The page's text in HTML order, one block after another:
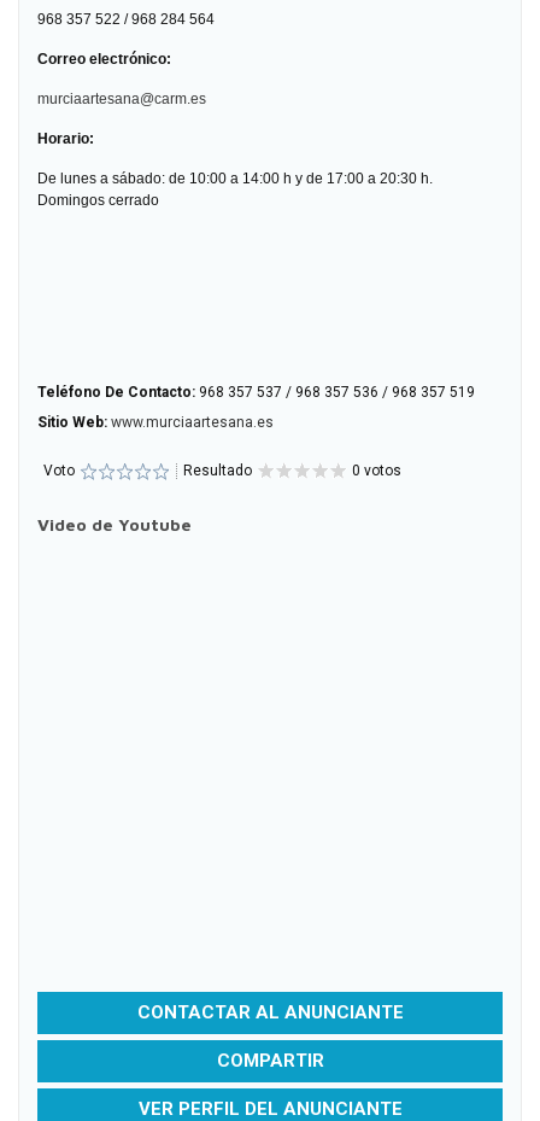
968 357 522 / 968 284 564
Correo electrónico:
murciaartesana@carm.es
Horario:
De lunes a sábado: de 10:00 a 14:00 h y de 17:00 a 20:30 h.
Domingos cerrado
Teléfono De Contacto: 968 357 537 / 968 357 536 / 968 357 519
Sitio Web: www.murciaartesana.es
Voto Resultado 0 votos
Video de Youtube
CONTACTAR AL ANUNCIANTE
COMPARTIR
VER PERFIL DEL ANUNCIANTE